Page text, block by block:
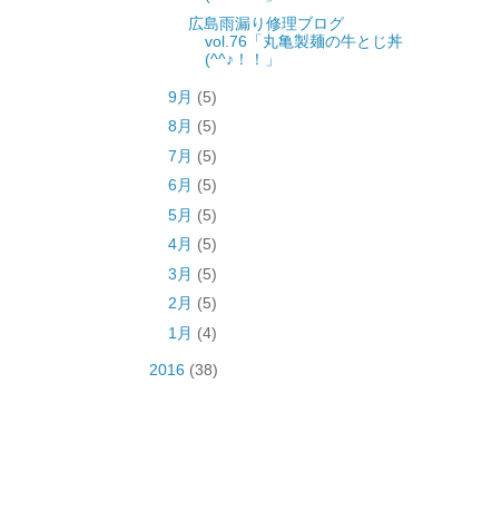
広島雨漏り修理ブログ
vol.76「丸亀製麺の牛とじ丼
(^^♪！！」
9月 (5)
8月 (5)
7月 (5)
6月 (5)
5月 (5)
4月 (5)
3月 (5)
2月 (5)
1月 (4)
2016 (38)